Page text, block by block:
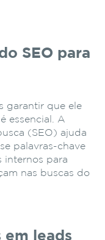
SEO para
garantir que ele
essencial. A
(SEO) ajuda
palavras-chave
internos para
nas buscas do
em leads